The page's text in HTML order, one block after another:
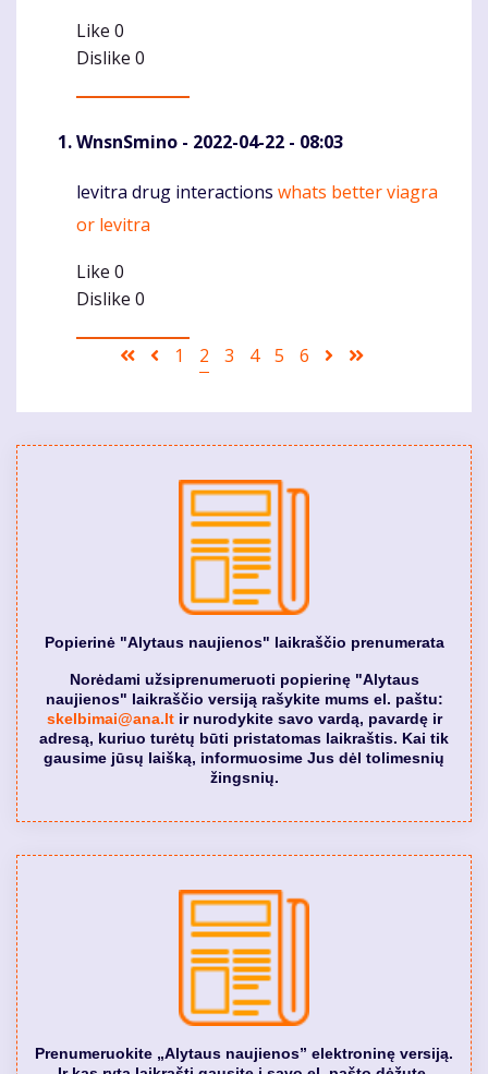
Like 0
Dislike 0
WnsnSmino - 2022-04-22 - 08:03
Komentaras
levitra drug interactions whats better viagra
or levitra
Like 0
Dislike 0
Pagination
First Ankstesnis
Puslapis
1
Current
2 Puslapis
3 Puslapis
4 Puslapis
5 Puslapis
6
Sekantis
Popierinė "Alytaus naujienos" laikraščio prenumerata
Norėdami užsiprenumeruoti popierinę "Alytaus
naujienos" laikraščio versiją rašykite mums el. paštu:
skelbimai@ana.ltir nurodykite savo vardą, pavardę ir
adresą, kuriuo turėtų būti pristatomas laikraštis. Kai tik
gausime jūsų laišką, informuosime Jus dėl tolimesnių
žingsnių.
Prenumeruokite „Alytaus naujienos” elektroninę versiją.